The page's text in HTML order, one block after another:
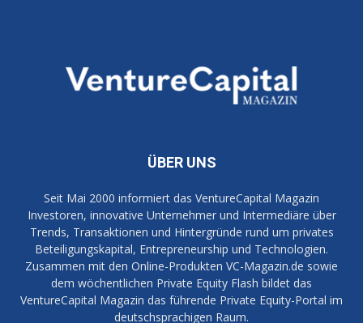
ÜBER UNS
Seit Mai 2000 informiert das VentureCapital Magazin
Investoren, innovative Unternehmer und Intermediäre über
Trends, Transaktionen und Hintergründe rund um privates
Beteiligungskapital, Entrepreneurship und Technologien.
Zusammen mit den Online-Produkten VC-Magazin.de sowie
dem wöchentlichen Private Equity Flash bildet das
VentureCapital Magazin das führende Private Equity-Portal im
deutschsprachigen Raum.